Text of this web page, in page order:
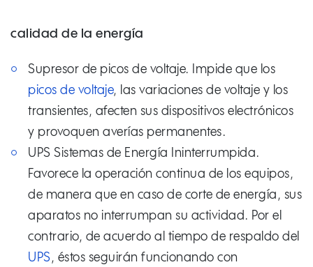
calidad de la energía
Supresor de picos de voltaje. Impide que los
picos de voltaje, las variaciones de voltaje y los
transientes, afecten sus dispositivos electrónicos
y provoquen averías permanentes.
UPS Sistemas de Energía Ininterrumpida.
Favorece la operación continua de los equipos,
de manera que en caso de corte de energía, sus
aparatos no interrumpan su actividad. Por el
contrario, de acuerdo al tiempo de respaldo del
UPS , éstos seguirán funcionando con